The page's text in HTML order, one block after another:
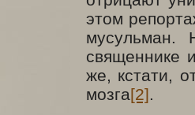
этом
мусульман.
священнике
же, кстати,
мозга[2].